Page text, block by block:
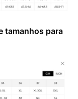
tamanhos para